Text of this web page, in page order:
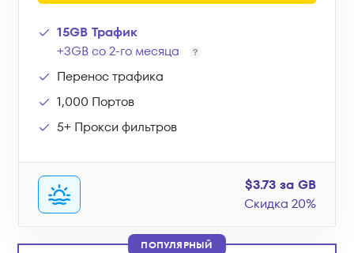
15GB Трафик
+3GB со 2-го месяца
Перенос трафика
1,000 Портов
5+ Прокси фильтров
$3.73 за GB
Скидка 20%
ПОПУЛЯРНЫЙ